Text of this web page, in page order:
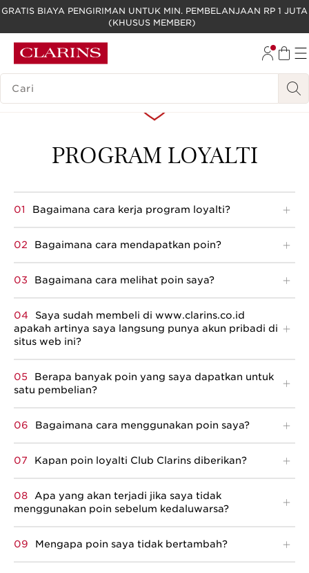
LEWATI KE KONTEN
GO TO FOOTER
GRATIS BIAYA PENGIRIMAN UNTUK MIN. PEMBELANJAAN RP 1 JUTA
(KHUSUS MEMBER)
LEGENDA PENCARIAN
PROGRAM LOYALTI
Bagaimana cara kerja program loyalti?
Bagaimana cara mendapatkan poin?
Bagaimana cara melihat poin saya?
Saya sudah membeli di www.clarins.co.id
apakah artinya saya langsung punya akun pribadi di
situs web ini?
Berapa banyak poin yang saya dapatkan untuk
satu pembelian?
Bagaimana cara menggunakan poin saya?
Kapan poin loyalti Club Clarins diberikan?
Apa yang akan terjadi jika saya tidak
menggunakan poin sebelum kedaluwarsa?
Mengapa poin saya tidak bertambah?